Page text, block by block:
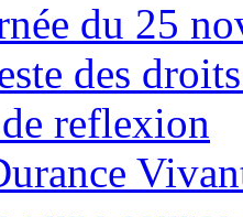
du 25
des
reflexion